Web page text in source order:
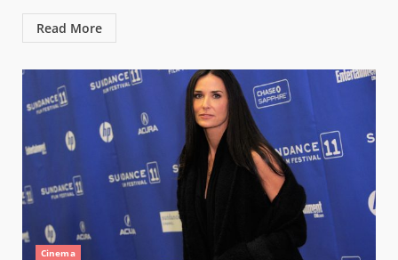
Read More
Cinema